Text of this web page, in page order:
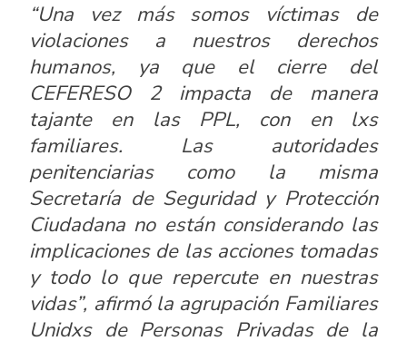
“Una vez más somos víctimas de
violaciones a nuestros derechos
humanos, ya que el cierre del
CEFERESO 2 impacta de manera
tajante en las PPL, con en lxs
familiares. Las autoridades
penitenciarias como la misma
Secretaría de Seguridad y Protección
Ciudadana no están considerando las
implicaciones de las acciones tomadas
y todo lo que repercute en nuestras
vidas”, afirmó la agrupación Familiares
Unidxs de Personas Privadas de la